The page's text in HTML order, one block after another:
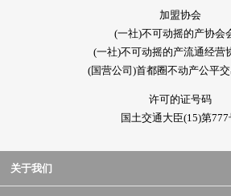
加盟协会
(一社)不可动摇的产协会
(一社)不可动摇的产流通经营
(国营公司)首都圈不动产公平
许可的证号码
国土交通大臣(15)第777
关于我们